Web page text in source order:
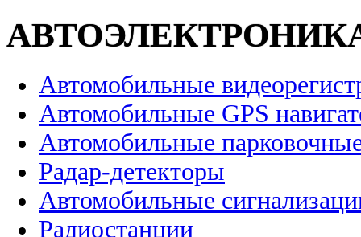
Автомобильные
Автомобильные GPS
Автомобильные
Радар-детекторы
Автомобильные
Радиостанции